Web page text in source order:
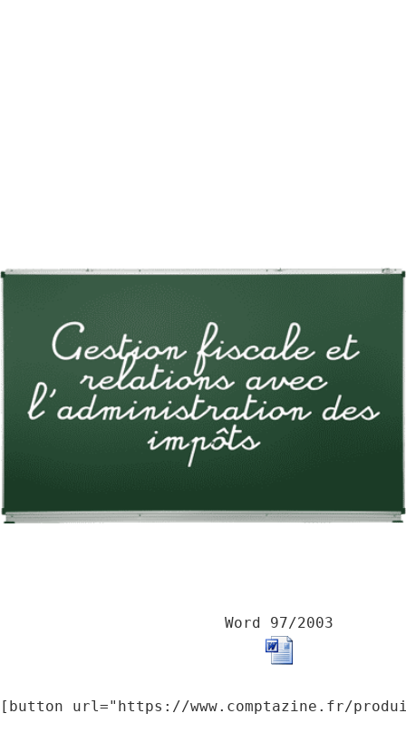
Word 97/2003
[button url="https://www.comptazine.fr/